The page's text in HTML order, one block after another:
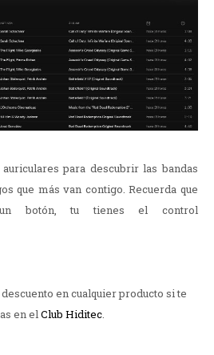
para descubrir las bandas
que más van contigo. Recuerda que
botón, tu tienes el control
descuento en cualquier producto si te
en el Club Hiditec